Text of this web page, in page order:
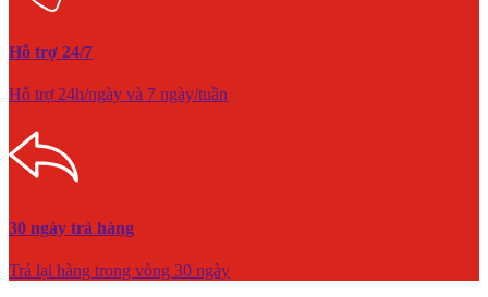
Hỗ trợ 24/7
Hỗ trợ 24h/ngày và 7 ngày/tuần
30 ngày trả hàng
Trả lại hàng trong vòng 30 ngày